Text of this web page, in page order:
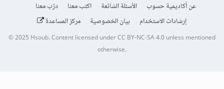
عن أكاديمية حسوب الأسئلة الشائعة اكتب معنا
درّب معنا
إرشادات الاستخدام
بيان الخصوصية مركز المساعدة
© 2025Hsoub.Content licensed underCC BY-NC-SA 4.0unless mentioned
otherwise.